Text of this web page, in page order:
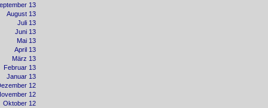
13
August 13
Juli 13
Juni 13
Mai 13
April 13
März 13
Februar 13
Januar 13
12
12
Oktober 12